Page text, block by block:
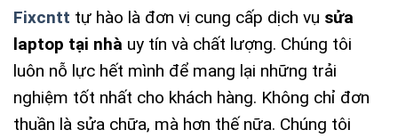
Fixcntt tự hào là đơn vị cung cấp dịch vụ sửa
laptop tại nhà uy tín và chất lượng. Chúng tôi
luôn nỗ lực hết mình để mang lại những trải
nghiệm tốt nhất cho khách hàng. Không chỉ đơn
thuần là sửa chữa, mà hơn thế nữa. Chúng tôi